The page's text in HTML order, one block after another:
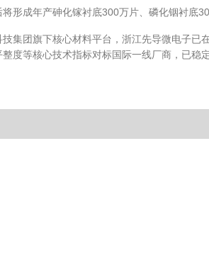
形成年产砷化镓衬底300万片、磷化铟衬底
技集团旗下核心材料平台，浙江先导微电子
整度等核心技术指标对标国际一线厂商，已稳